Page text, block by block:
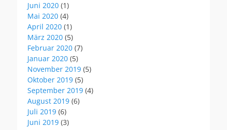
Juni 2020 (1)
Mai 2020 (4)
April 2020 (1)
März 2020 (5)
Februar 2020 (7)
Januar 2020 (5)
November 2019 (5)
Oktober 2019 (5)
September 2019 (4)
August 2019 (6)
Juli 2019 (6)
Juni 2019 (3)